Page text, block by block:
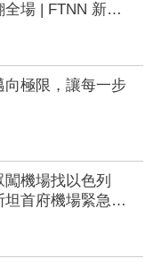
場 | FTNN 新聞
向極限，讓每一步
機場找以色列
首府機場緊急關
網